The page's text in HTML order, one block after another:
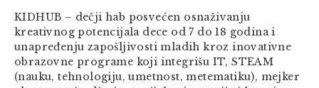
KIDHUB – dečji hab posvećen osnaživanju
kreativnog potencijala dece od 7 do 18 godina i
unapređenju zapošljivosti mladih kroz inovativne
obrazovne programe koji integrišu IT, STEAM
(nauku, tehnologiju, umetnost, metematiku), mejker